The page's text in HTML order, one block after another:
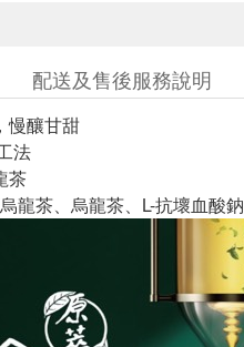
配送及售後服務說明
慢釀甘甜
法
茶
龍茶、烏龍茶、L-抗壞血酸